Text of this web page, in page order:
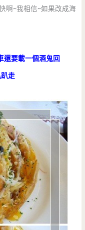
啊~我相信~如果改成海
還要載一個酒鬼回